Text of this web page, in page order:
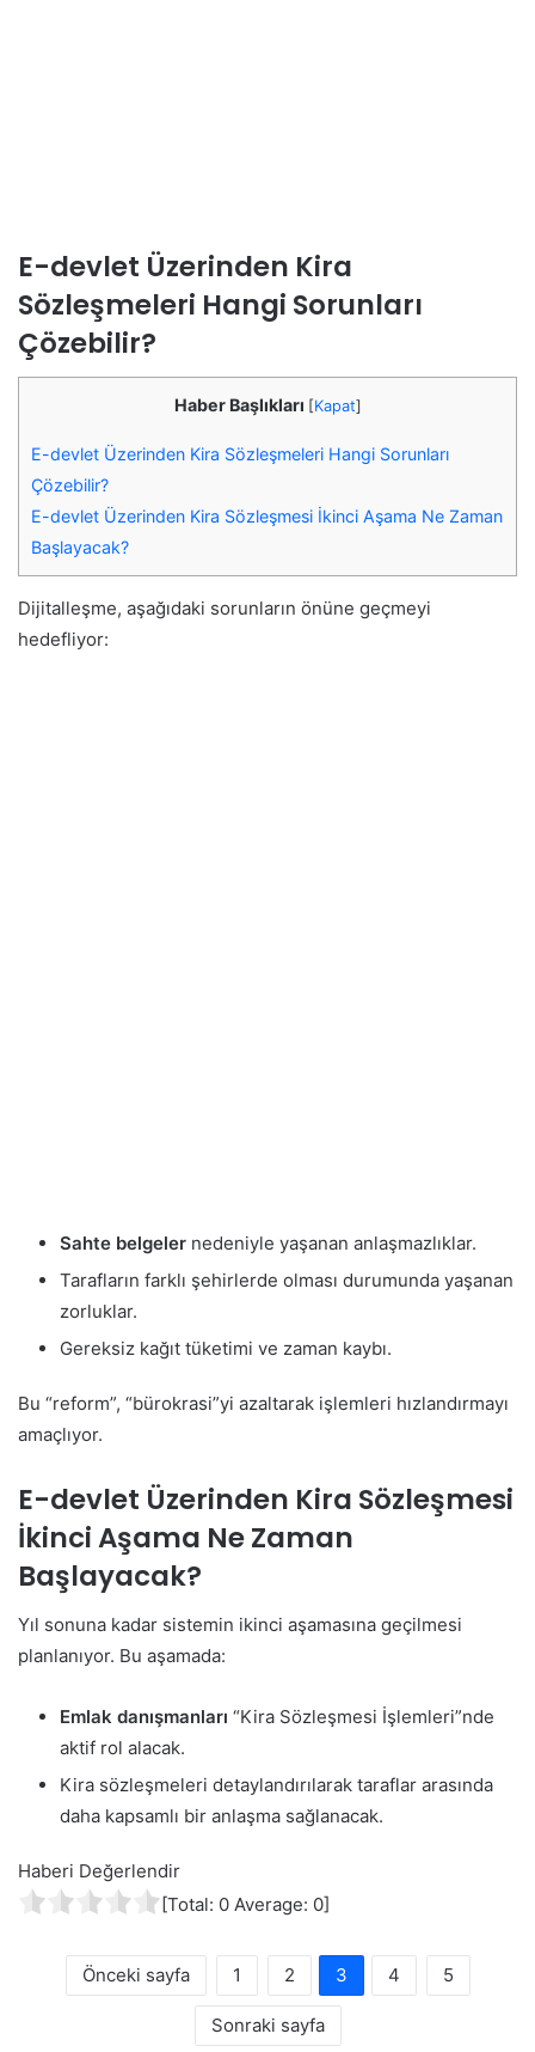
E-devlet Üzerinden Kira
Sözleşmeleri Hangi Sorunları
Çözebilir?
Haber Başlıkları [Kapat]
E-devlet Üzerinden Kira Sözleşmeleri Hangi Sorunları
Çözebilir?
E-devlet Üzerinden Kira Sözleşmesi İkinci Aşama Ne Zaman
Başlayacak?
Dijitalleşme, aşağıdaki sorunların önüne geçmeyi
hedefliyor:
Sahte belgeler nedeniyle yaşanan anlaşmazlıklar.
Tarafların farklı şehirlerde olması durumunda yaşanan
zorluklar.
Gereksiz kağıt tüketimi ve zaman kaybı.
Bu “reform”, “bürokrasi”yi azaltarak işlemleri hızlandırmayı
amaçlıyor.
E-devlet Üzerinden Kira Sözleşmesi
İkinci Aşama Ne Zaman
Başlayacak?
Yıl sonuna kadar sistemin ikinci aşamasına geçilmesi
planlanıyor. Bu aşamada:
Emlak danışmanları “Kira Sözleşmesi İşlemleri”nde
aktif rol alacak.
Kira sözleşmeleri detaylandırılarak taraflar arasında
daha kapsamlı bir anlaşma sağlanacak.
Haberi Değerlendir
[Total: 0 Average: 0]
Önceki sayfa 1 2 3 4 5
Sonraki sayfa